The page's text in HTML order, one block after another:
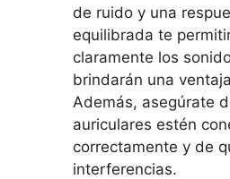
de ruido y una
equilibrada te
claramente los
brindarán una
Además, asegúrate
auriculares estén
correctamente y de
interferencias.